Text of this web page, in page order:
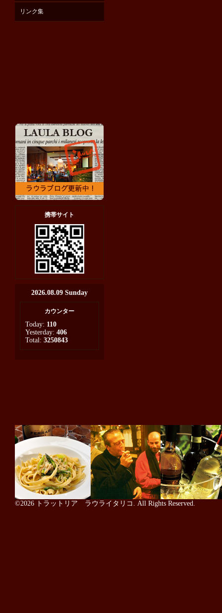
リンク集
携帯サイト
2026.08.09 Sunday
カウンター
Today: 110
Yesterday: 406
Total: 3250843
©2026 トラットリア ラウライタリコ . All Rights Reserved.